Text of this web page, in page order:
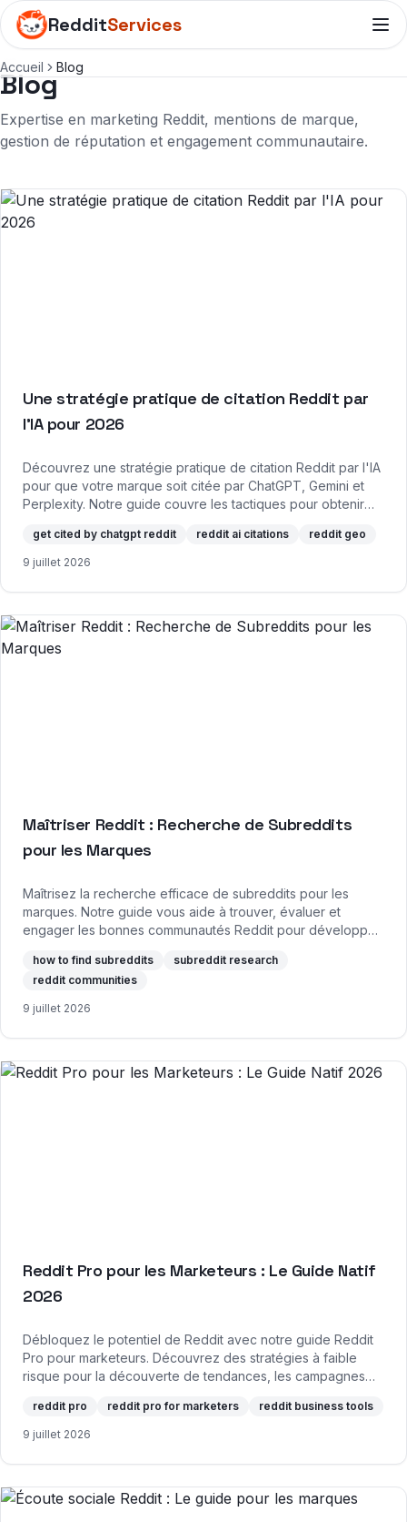
RedditServices
Accueil Blog
Blog
Expertise en marketing Reddit, mentions de marque,
gestion de réputation et engagement communautaire.
Une stratégie pratique de citation Reddit par
l'IA pour 2026
Découvrez une stratégie pratique de citation Reddit par l'IA
pour que votre marque soit citée par ChatGPT, Gemini et
Perplexity. Notre guide couvre les tactiques pour obtenir
get cited by chatgpt reddit reddit ai citations reddit geo
9 juillet 2026
Maîtriser Reddit : Recherche de Subreddits
pour les Marques
Maîtrisez la recherche efficace de subreddits pour les
marques. Notre guide vous aide à trouver, évaluer et
engager les bonnes communautés Reddit pour développer
how to find subreddits
subreddit research
reddit communities
9 juillet 2026
Reddit Pro pour les Marketeurs : Le Guide Natif
2026
Débloquez le potentiel de Reddit avec notre guide Reddit
Pro pour marketeurs. Découvrez des stratégies à faible
risque pour la découverte de tendances, les campagnes
reddit pro reddit pro for marketers reddit business tools
9 juillet 2026